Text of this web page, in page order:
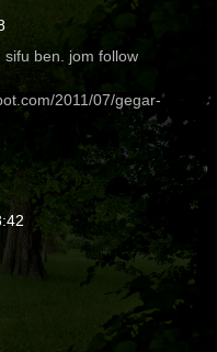
ben. jom follow
2011/07/gegar-